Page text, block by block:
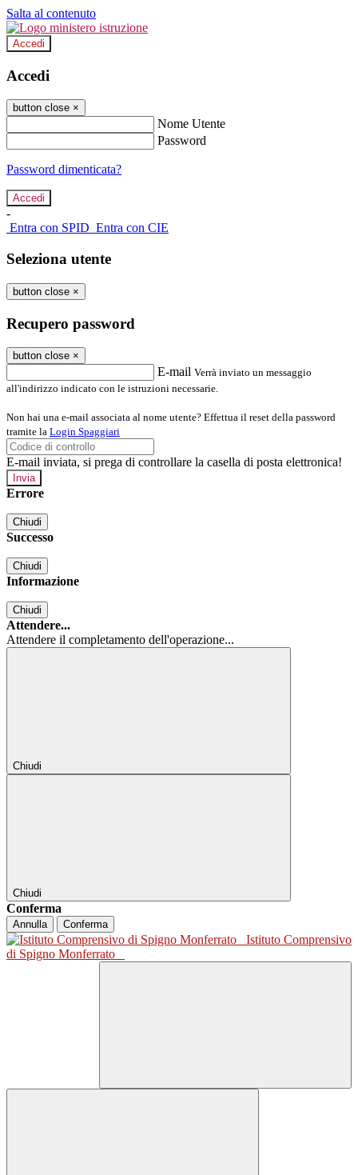
Salta al contenuto
Accedi
Accedi
button close ×
Nome Utente
Password
Password dimenticata?
-
Entra con SPID Entra con CIE
Seleziona utente
button close ×
Recupero password
button close ×
E-mail Verrà inviato un messaggio
all'indirizzo indicato con le istruzioni necessarie.
Non hai una e-mail associata al nome utente? Effettua il reset della password
tramite la Login Spaggiari
E-mail inviata, si prega di controllare la casella di posta elettronica!
Errore
Chiudi
Successo
Chiudi
Informazione
Chiudi
Attendere...
Attendere il completamento dell'operazione...
Chiudi
Chiudi
Conferma
Annulla Conferma
Istituto Comprensivo
di Spigno Monferrato